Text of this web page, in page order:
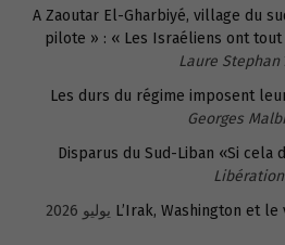
A Zaoutar El-Gharbiyé, village du
pilote » : « Les Israéliens ont
Laure Stephan
Les durs du régime imposent
Georges
Disparus du Sud-Liban «Si
Libération
L’Irak, Washington et